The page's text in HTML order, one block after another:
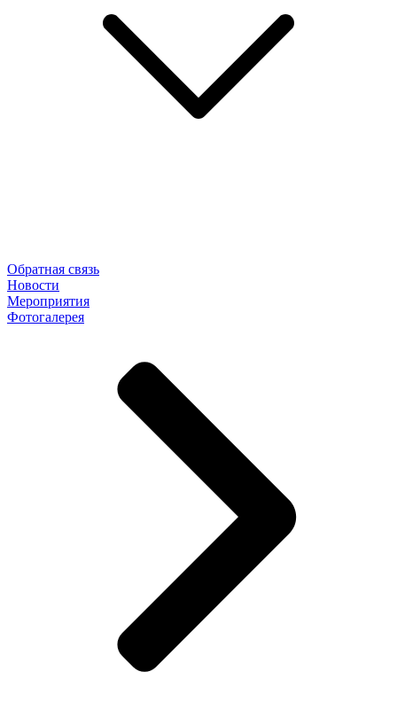
Обратная связь
Новости
Мероприятия
Фотогалерея